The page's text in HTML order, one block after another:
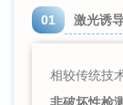
01 激光诱
相较传统技